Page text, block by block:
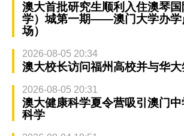
澳大首批研究生顺利入住澳琴
学）城第一期——澳门大学办学
场）
2026-08-05 20:34
澳大校长访问福州高校并与华
2026-08-05 20:31
澳大健康科学夏令营吸引澳门
科学